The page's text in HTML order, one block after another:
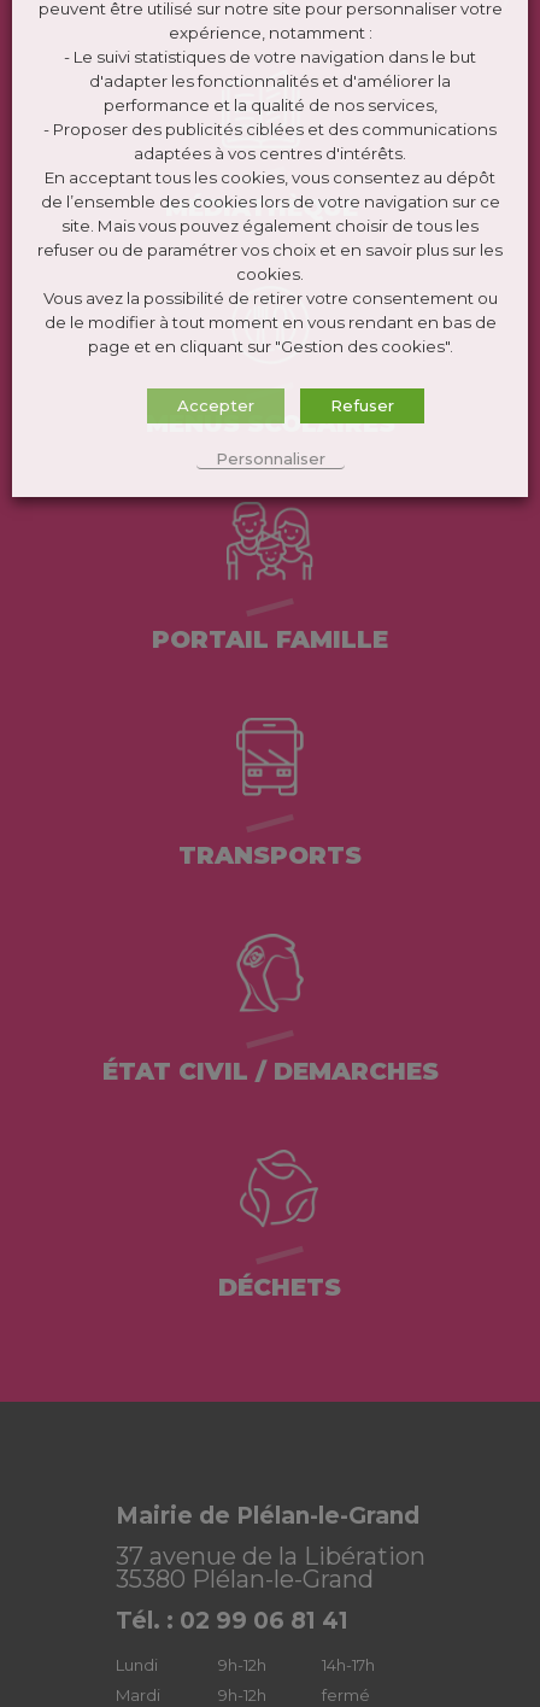
MÉDIATHÈQUE
MENUS SCOLAIRES
PORTAIL FAMILLE
TRANSPORTS
ÉTAT CIVIL / DEMARCHES
DÉCHETS
Mairie de Plélan-le-Grand
37 avenue de la Libération
35380 Plélan-le-Grand
Tél. : 02 99 06 81 41
Lundi 9h-12h
14h-17h
Mardi
9h-12h
fermé
peuvent être utilisé sur notre site pour personnaliser votre
expérience, notamment :
- Le suivi statistiques de votre navigation dans le but
d'adapter les fonctionnalités et d'améliorer la
performance et la qualité de nos services,
- Proposer des publicités ciblées et des communications
adaptées à vos centres d'intérêts.
En acceptant tous les cookies, vous consentez au dépôt
de l’ensemble des cookies lors de votre navigation sur ce
site. Mais vous pouvez également choisir de tous les
refuser ou de paramétrer vos choix et en savoir plus sur les
cookies.
Vous avez la possibilité de retirer votre consentement ou
de le modifier à tout moment en vous rendant en bas de
page et en cliquant sur "Gestion des cookies".
Accepter Refuser
Personnaliser